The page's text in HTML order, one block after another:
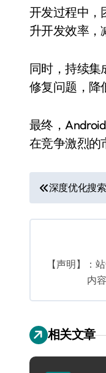
开发过程中，
升开发效率，
同时，持续集
修复问题，降
最终，
在竞争激烈的
文
章
深度优化搜
【声明】：
内
相关文章